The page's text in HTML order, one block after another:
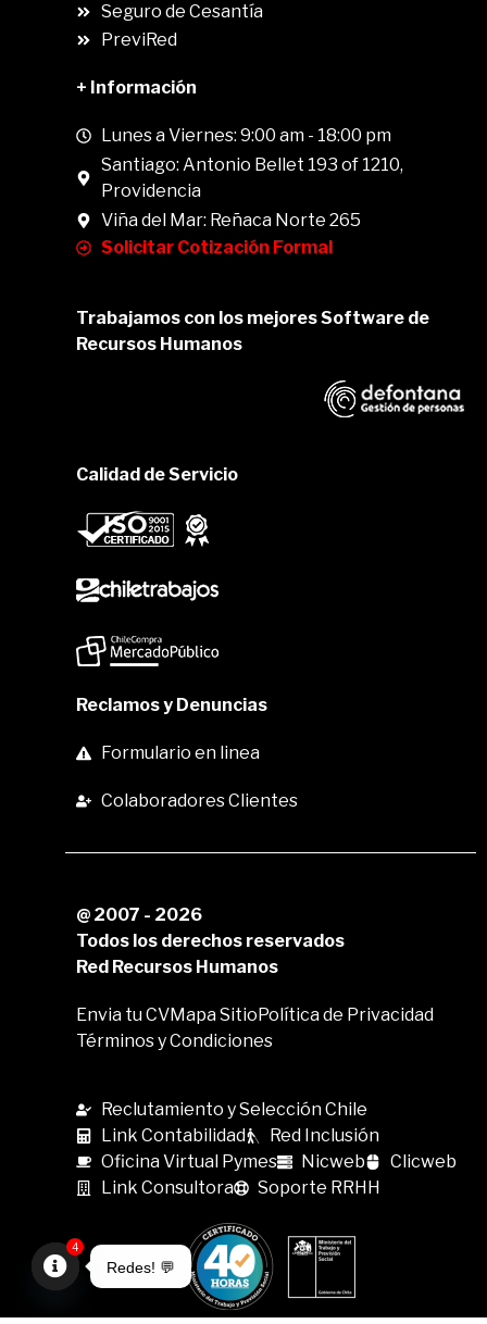
Seguro de Cesantía
PreviRed
+ Información
Lunes a Viernes: 9:00 am - 18:00 pm
Santiago: Antonio Bellet 193 of 1210,
Providencia
Viña del Mar: Reñaca Norte 265
Solicitar Cotización Formal
Trabajamos con los mejores Software de
Recursos Humanos
Calidad de Servicio
Reclamos y Denuncias
Formulario en linea
Colaboradores Clientes
@ 2007 - 2026
Todos los derechos reservados
Red Recursos Humanos
Envia tu CVMapa SitioPolítica de Privacidad
Términos y Condiciones
Reclutamiento y Selección Chile
Link Contabilidad
Red Inclusión
Oficina Virtual Pymes
Nicweb
Clicweb
Link Consultora
Soporte RRHH
Redes! 💬
4